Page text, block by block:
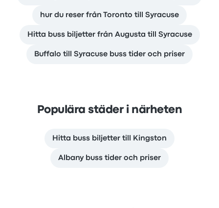
hur du reser från Toronto till Syracuse
Hitta buss biljetter från Augusta till Syracuse
Buffalo till Syracuse buss tider och priser
Populära städer i närheten
Hitta buss biljetter till Kingston
Albany buss tider och priser